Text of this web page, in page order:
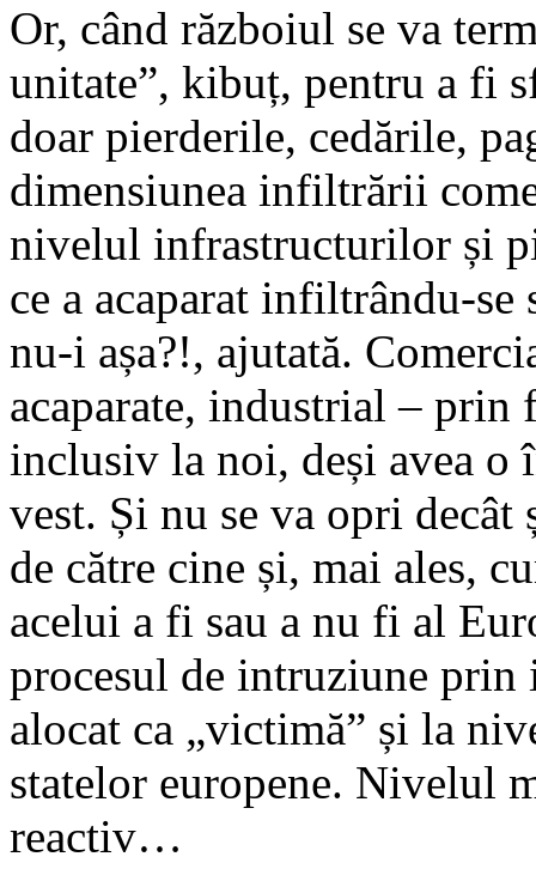
Or, când războiul se va
unitate”, kibuț, pentru a fi
doar pierderile, cedările,
dimensiunea infiltrării
nivelul infrastructurilor și
ce a acaparat infiltrându-
nu-i așa?!, ajutată.
acaparate, industrial – prin
inclusiv la noi, deși avea o
vest. Și nu se va opri
de către cine și, mai ales,
acelui a fi sau a nu fi al
procesul de intruziune
alocat ca „victimă” și la
statelor europene. Nivelul
reactiv…